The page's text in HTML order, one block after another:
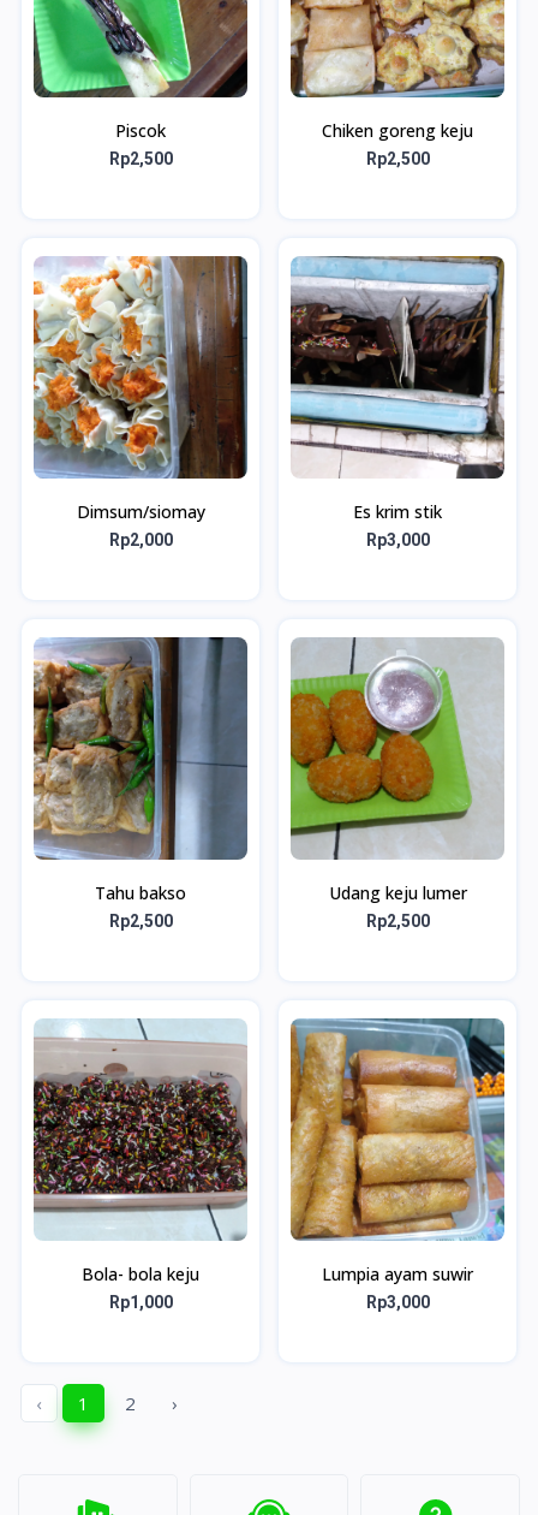
Piscok
Rp2,500
Chiken goreng keju
Rp2,500
Dimsum/siomay
Rp2,000
Es krim stik
Rp3,000
Tahu bakso
Rp2,500
Udang keju lumer
Rp2,500
Bola- bola keju
Rp1,000
Lumpia ayam suwir
Rp3,000
‹ 1 2 ›